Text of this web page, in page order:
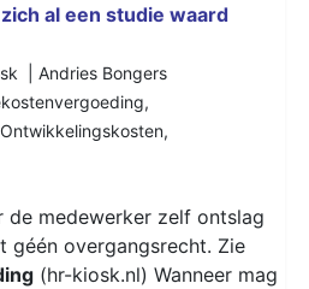
al een studie waard
| Andries Bongers
,
Ontwikkelingskosten,
de medewerker zelf ontslag
géén overgangsrecht. Zie
(hr-kiosk.nl) Wanneer mag